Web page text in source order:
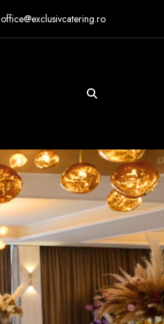
office@exclusivcatering.ro